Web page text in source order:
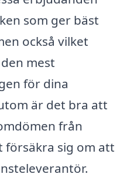
som ger bäst
också vilket
mest
för dina
är det bra att
från
sig om att